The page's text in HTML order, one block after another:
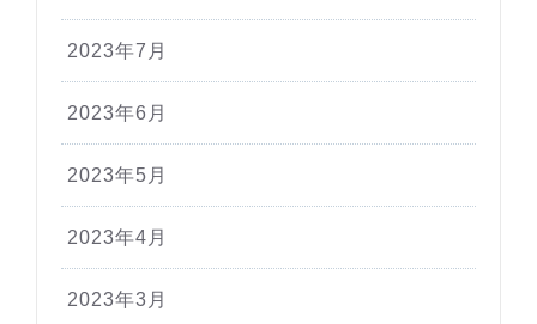
2023年7月
2023年6月
2023年5月
2023年4月
2023年3月